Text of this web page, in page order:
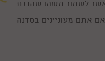
לשמור משהו שהכנת
אתם מעוניינים בסדנה